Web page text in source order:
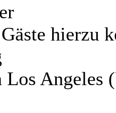
hierzu
Los Angeles